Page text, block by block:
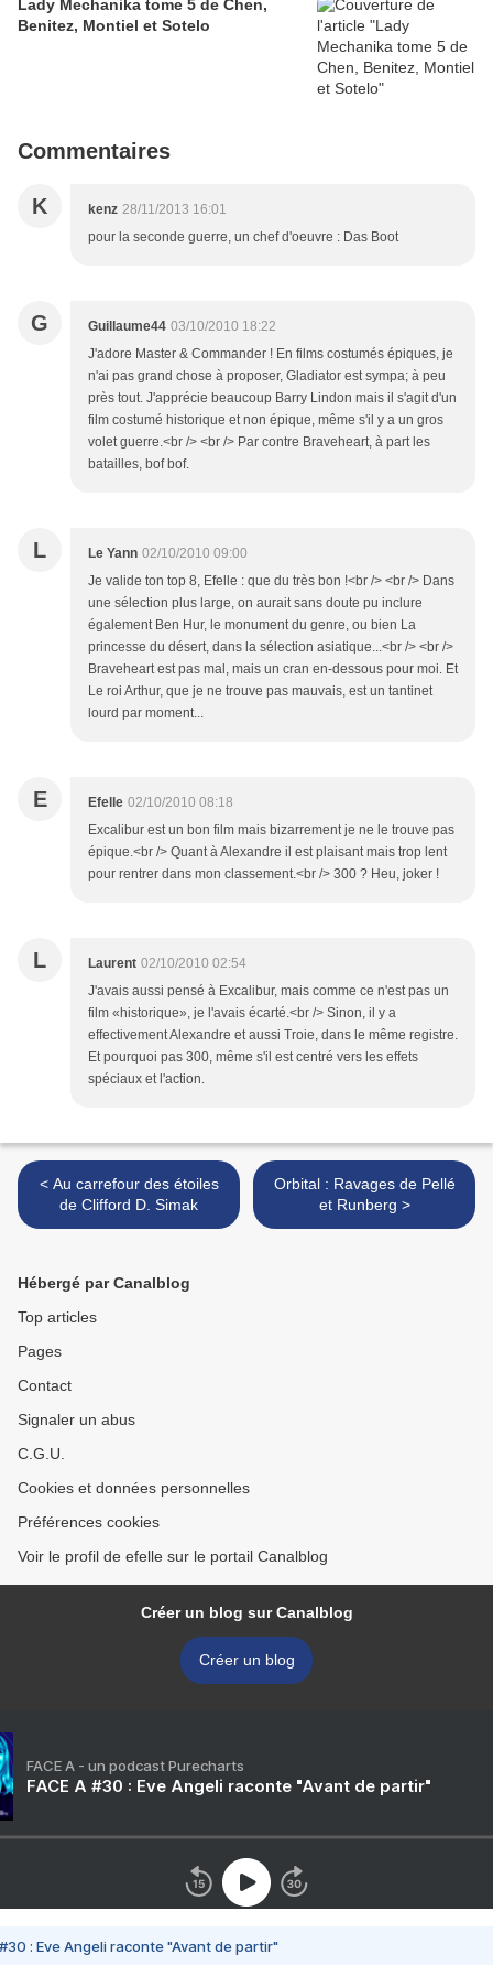
Lady Mechanika tome 5 de Chen,
Benitez, Montiel et Sotelo
Commentaires
K kenz 28/11/2013 16:01
pour la seconde guerre, un chef d'oeuvre : Das Boot
G Guillaume44 03/10/2010 18:22
J'adore Master & Commander ! En films costumés épiques, je
n'ai pas grand chose à proposer, Gladiator est sympa; à peu
près tout. J'apprécie beaucoup Barry Lindon mais il s'agit d'un
film costumé historique et non épique, même s'il y a un gros
volet guerre.<br /> <br /> Par contre Braveheart, à part les
batailles, bof bof.
L Le Yann 02/10/2010 09:00
Je valide ton top 8, Efelle : que du très bon !<br /> <br /> Dans
une sélection plus large, on aurait sans doute pu inclure
également Ben Hur, le monument du genre, ou bien La
princesse du désert, dans la sélection asiatique...<br /> <br />
Braveheart est pas mal, mais un cran en-dessous pour moi. Et
Le roi Arthur, que je ne trouve pas mauvais, est un tantinet
lourd par moment...
E Efelle 02/10/2010 08:18
Excalibur est un bon film mais bizarrement je ne le trouve pas
épique.<br /> Quant à Alexandre il est plaisant mais trop lent
pour rentrer dans mon classement.<br /> 300 ? Heu, joker !
L Laurent 02/10/2010 02:54
J'avais aussi pensé à Excalibur, mais comme ce n'est pas un
film «historique», je l'avais écarté.<br /> Sinon, il y a
effectivement Alexandre et aussi Troie, dans le même registre.
Et pourquoi pas 300, même s'il est centré vers les effets
spéciaux et l'action.
< Au carrefour des étoiles
de Clifford D. Simak
Orbital : Ravages de Pellé
et Runberg >
Hébergé par Canalblog
Top articles
Pages
Contact
Signaler un abus
C.G.U.
Cookies et données personnelles
Préférences cookies
Voir le profil de efelle sur le portail Canalblog
Créer un blog sur Canalblog
Créer un blog
FACE A - un podcast Purecharts
FACE A #30 : Eve Angeli raconte "Avant de partir"
#30 : Eve Angeli raconte "Avant de partir"